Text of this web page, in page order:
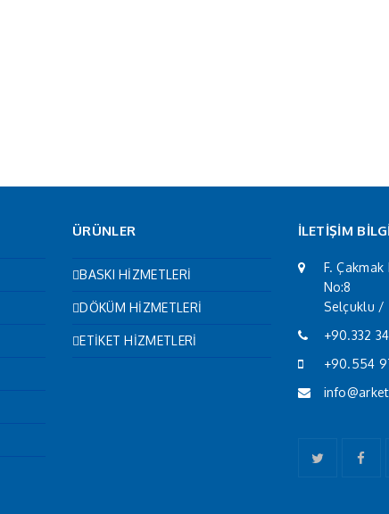
ÜRÜNLER
BASKI HİZMETLERİ
DÖKÜM HİZMETLERİ
ETİKET HİZMETLERİ
İLETİŞİM
F. Çakmak
No:8
Selçuklu /
+90.332
+90.554
Twitter